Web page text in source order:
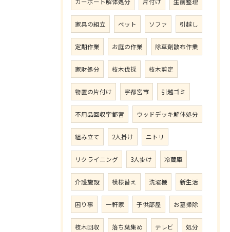
カーポート解体処分 片付け 生前整理
家具の組立 ベット ソファ 引越し
定期作業 お庭の作業 除草剤散布作業
家財処分 枝木伐採 枝木剪定
物置の片付け 宇都宮市 引越ゴミ
不用品回収宇都宮 ウッドデッキ解体処分
組み立て 2人掛け ニトリ
リクライニング 3人掛け 冷蔵庫
介護施設 模様替え 洗濯機 新生活
困り事 一軒家 子供部屋 お墓掃除
枝木回収 落ち葉集め テレビ 処分